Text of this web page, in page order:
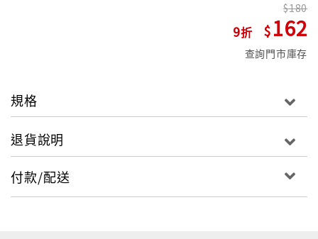
9
180
162
查詢門市庫存
規格
退貨說明
付款/配送